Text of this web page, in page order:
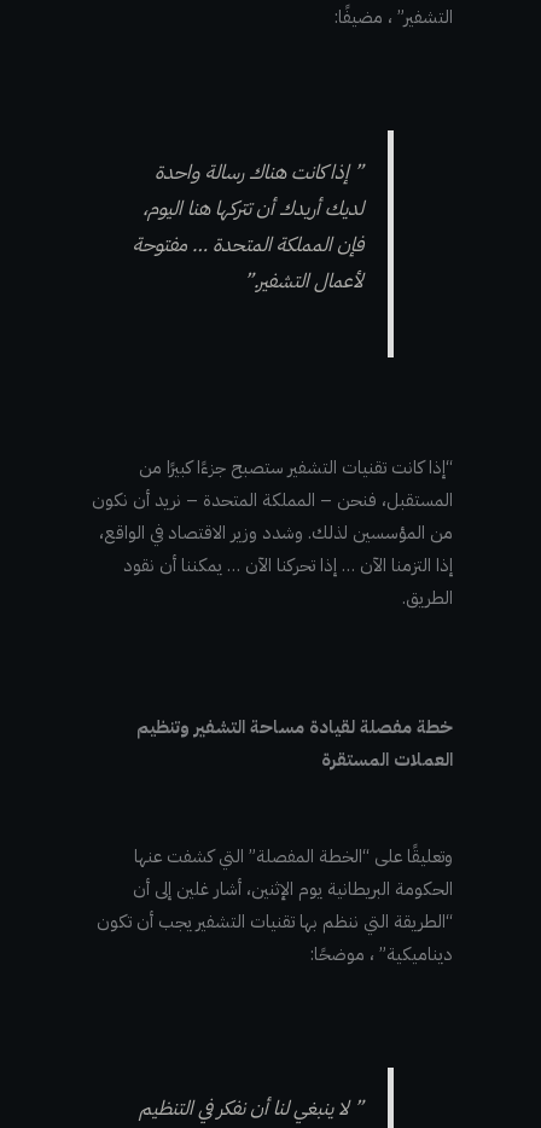
التشفير” ، مضيفًا:
” إذا كانت هناك رسالة واحدة
لديك أريدك أن تتركها هنا اليوم،
فإن المملكة المتحدة … مفتوحة
لأعمال التشفير.”
“إذا كانت تقنيات التشفير ستصبح جزءًا كبيرًا من
المستقبل، فنحن – المملكة المتحدة – نريد أن نكون
من المؤسسين لذلك. وشدد وزير الاقتصاد في الواقع،
إذا التزمنا الآن … إذا تحركنا الآن … يمكننا أن نقود
الطريق.
خطة مفصلة لقيادة مساحة التشفير وتنظيم
العملات المستقرة
وتعليقًا على “الخطة المفصلة” التي كشفت عنها
الحكومة البريطانية يوم الإثنين، أشار غلين إلى أن
“الطريقة التي ننظم بها تقنيات التشفير يجب أن تكون
ديناميكية” ، موضحًا:
” لا ينبغي لنا أن نفكر في التنظيم